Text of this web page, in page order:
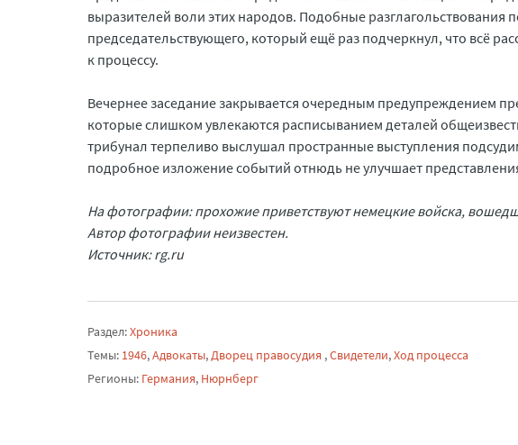
выразителей воли этих народов. Подобные разглагольствования
председательствующего, который ещё раз подчеркнул, что всё
к процессу.
Вечернее заседание закрывается очередным предупреждением
которые слишком увлекаются расписыванием деталей
трибунал терпеливо выслушал пространные выступления
подробное изложение событий отнюдь не улучшает
На фотографии: прохожие приветствуют немецкие войска,
Автор фотографии неизвестен.
Источник: rg.ru
Раздел:Хроника
Темы: 1946,Адвокаты,Дворец правосудия ,Свидетели,Ход процесса
Регионы: Германия, Нюрнберг